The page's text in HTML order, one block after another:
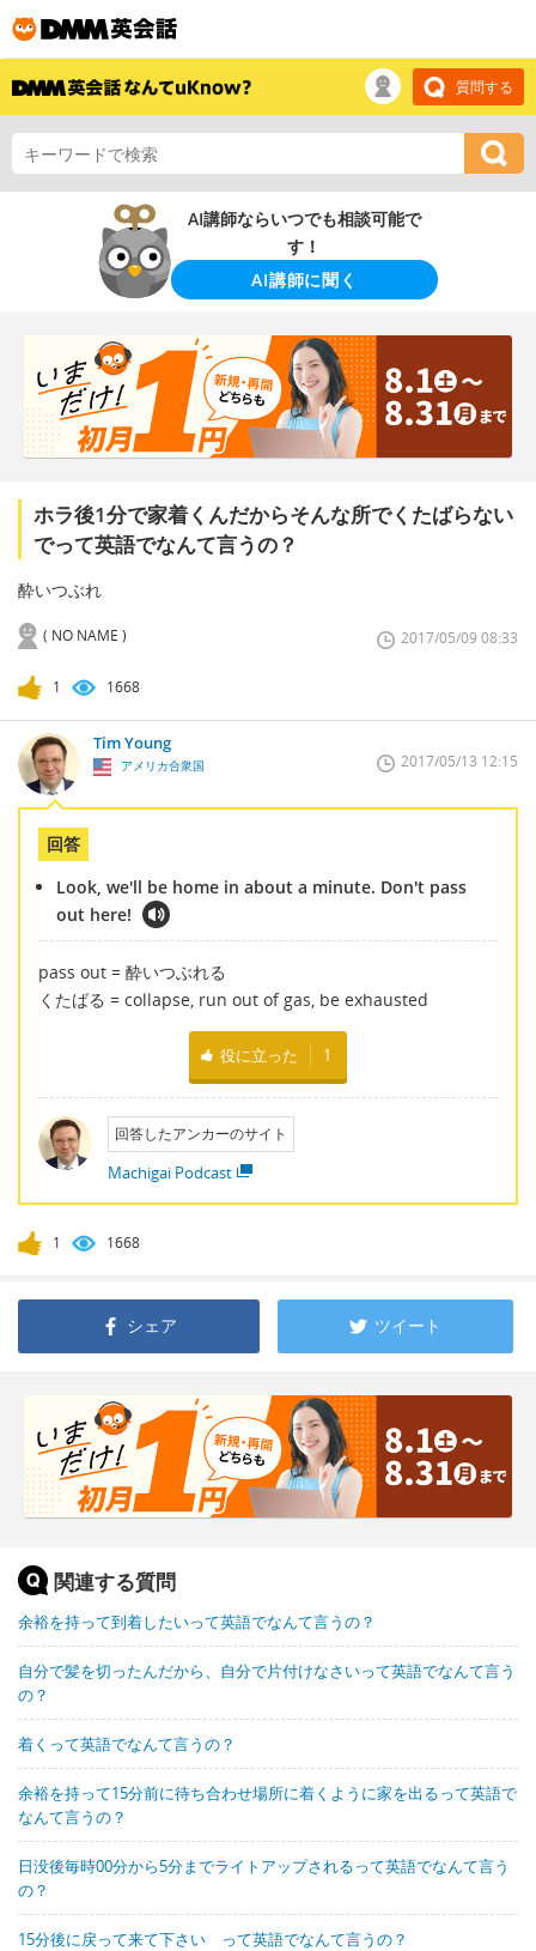
質問する
AI講師ならいつでも相談可能で
す！
AI講師に聞く
ホラ後1分で家着くんだからそんな所でくたばらない
でって英語でなんて言うの？
酔いつぶれ
( NO NAME ) 2017/05/09 08:33
1 1668
Tim Young
アメリカ合衆国 2017/05/13 12:15
回答
Look, we'll be home in about a minute. Don't pass
out here!
pass out = 酔いつぶれる
くたばる = collapse, run out of gas, be exhausted
役に立った 1
回答したアンカーのサイト
Machigai Podcast
1 1668
シェア ツイート
関連する質問
余裕を持って到着したいって英語でなんて言うの？
自分で髪を切ったんだから、自分で片付けなさいって英語でなんて言う
の？
着くって英語でなんて言うの？
余裕を持って15分前に待ち合わせ場所に着くように家を出るって英語で
なんて言うの？
日没後毎時00分から5分までライトアップされるって英語でなんて言う
の？
15分後に戻って来て下さい って英語でなんて言うの？